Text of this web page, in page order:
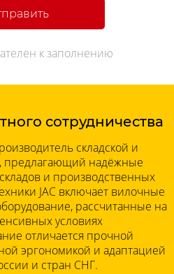
к заполнению
сотрудничества
складской и
надёжные
и производственных
JAC включает вилочные
рассчитанные на
условиях
отличается прочной
эргономикой и адаптацией
и стран СНГ.